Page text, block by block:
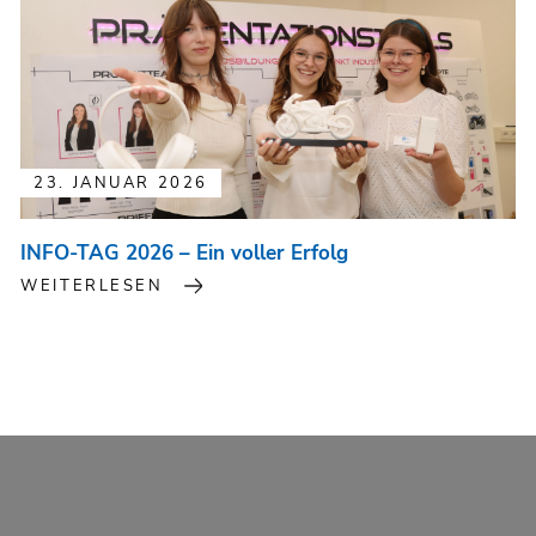
23. JANUAR 2026
INFO-TAG 2026 – Ein voller Erfolg
WEITERLESEN